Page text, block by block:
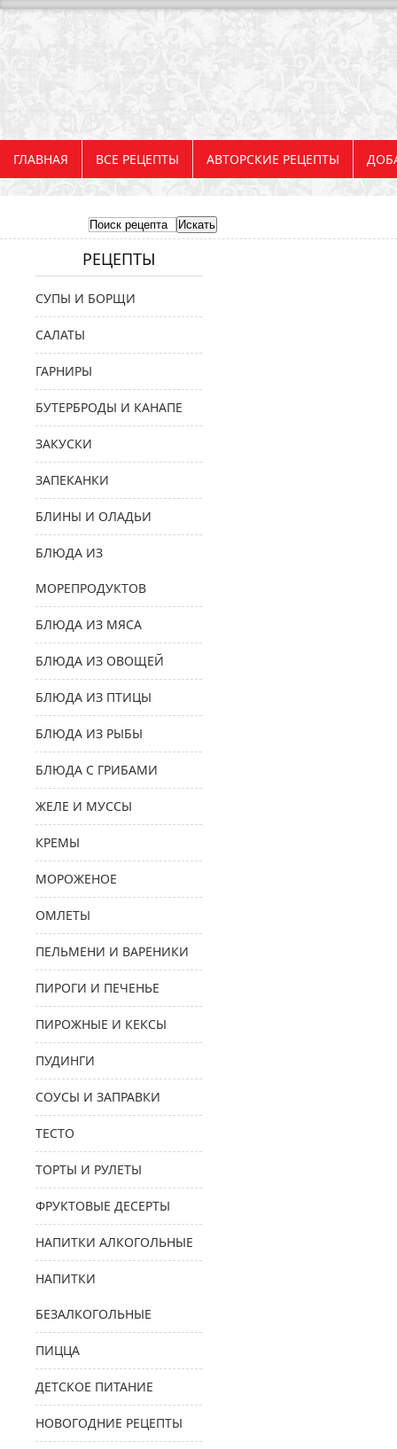
ГЛАВНАЯ ВСЕ РЕЦЕПТЫ АВТОРСКИЕ РЕЦЕПТЫ
РЕЦЕПТЫ
СУПЫ И БОРЩИ
САЛАТЫ
ГАРНИРЫ
БУТЕРБРОДЫ И КАНАПЕ
ЗАКУСКИ
ЗАПЕКАНКИ
БЛИНЫ И ОЛАДЬИ
БЛЮДА ИЗ
МОРЕПРОДУКТОВ
БЛЮДА ИЗ МЯСА
БЛЮДА ИЗ ОВОЩЕЙ
БЛЮДА ИЗ ПТИЦЫ
БЛЮДА ИЗ РЫБЫ
БЛЮДА С ГРИБАМИ
ЖЕЛЕ И МУССЫ
КРЕМЫ
МОРОЖЕНОЕ
ОМЛЕТЫ
ПЕЛЬМЕНИ И ВАРЕНИКИ
ПИРОГИ И ПЕЧЕНЬЕ
ПИРОЖНЫЕ И КЕКСЫ
ПУДИНГИ
СОУСЫ И ЗАПРАВКИ
ТЕСТО
ТОРТЫ И РУЛЕТЫ
ФРУКТОВЫЕ ДЕСЕРТЫ
НАПИТКИ АЛКОГОЛЬНЫЕ
НАПИТКИ
БЕЗАЛКОГОЛЬНЫЕ
ПИЦЦА
ДЕТСКОЕ ПИТАНИЕ
НОВОГОДНИЕ РЕЦЕПТЫ